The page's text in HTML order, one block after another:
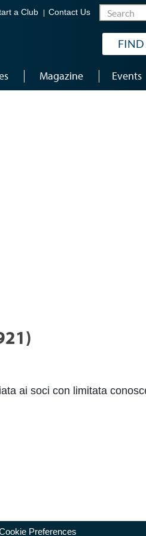
a Club Contact Us
FIND
Magazine Events
ai soci con limitata
Preferences